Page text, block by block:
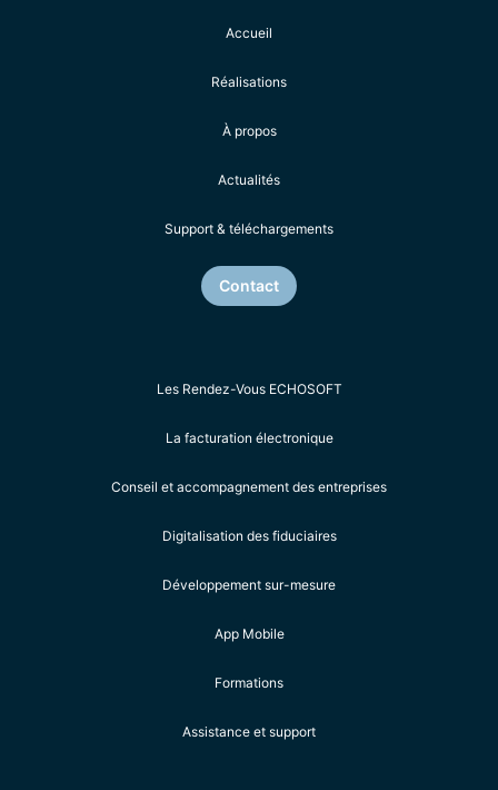
Accueil
Réalisations
À propos
Actualités
Support & téléchargements
Contact
Les Rendez-Vous ECHOSOFT
La facturation électronique
Conseil et accompagnement des entreprises
Digitalisation des fiduciaires
Développement sur-mesure
App Mobile
Formations
Assistance et support